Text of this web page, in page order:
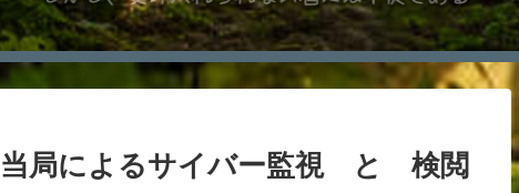
局によるサイバー監視 と 検閲